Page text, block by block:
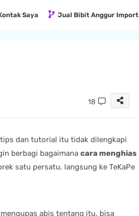
Saya Jual Bibit Anggur Import
18
dan tutorial itu tidak dilengkapi
berbagi bagaimana cara menghias
satu persatu. langsung ke TeKaPe
abis tentang itu, bisa